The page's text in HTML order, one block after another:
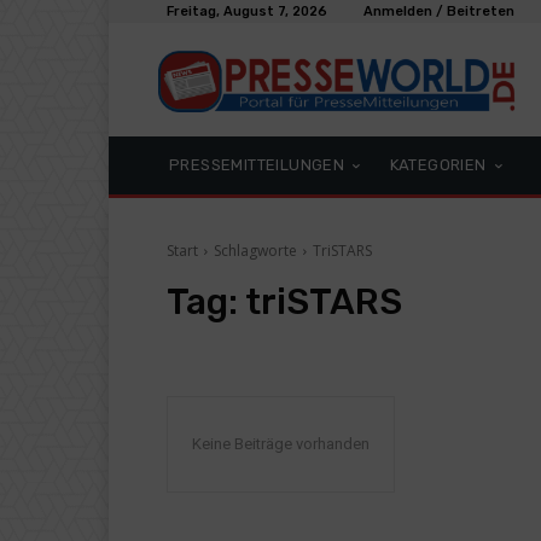
Freitag, August 7, 2026 Anmelden / Beitreten
PRESSEMITTEILUNGEN KATEGORIEN
Start Schlagworte TriSTARS
Tag: triSTARS
Keine Beiträge vorhanden